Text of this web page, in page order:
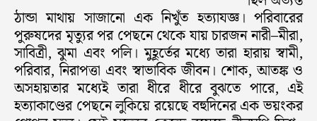
ঠান্ডা মাথায় সাজানো এক নিখুঁত হত্যাযজ্ঞ। পরিবারের
পুরুষদের মৃত্যুর পর পেছনে থেকে যায় চারজন নারী–মীরা,
সাবিত্রী, ঝুমা এবং পলি। মুহূর্তের মধ্যে তারা হারায় স্বামী,
পরিবার, নিরাপত্তা এবং স্বাভাবিক জীবন। শোক, আতঙ্ক ও
অসহায়তার মধ্যেই তারা ধীরে ধীরে বুঝতে পারে, এই
হত্যাকাণ্ডের পেছনে লুকিয়ে রয়েছে বহুদিনের এক ভয়ংকর